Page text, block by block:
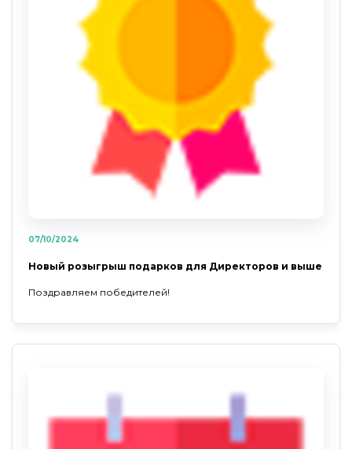
07/10/2024
Новый розыгрыш подарков для Директоров и выше
Поздравляем победителей!